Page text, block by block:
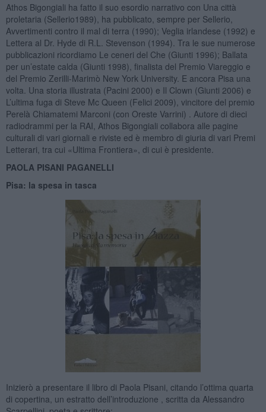
Athos Bigongiali ha fatto il suo esordio narrativo con Una città
proletaria (Sellerio1989), ha pubblicato, sempre per Sellerio,
Avvertimenti contro il mal di terra (1990); Veglia irlandese (1992) e
Lettera al Dr. Hyde di R.L. Stevenson (1994). Tra le sue numerose
pubblicazioni ricordiamo Le ceneri del Che (Giunti 1996); Ballata
per un’estate calda (Giunti 1998), finalista del Premio Viareggio e
del Premio Zerilli-Marimò New York University. E ancora Pisa una
volta. Una storia illustrata (Pacini 2000) e Il Clown (Giunti 2006) e
L’ultima fuga di Steve Mc Queen (Felici 2009), vincitore del premio
Perelà Chiamatemi Marconi (con Oreste Varrini) . Autore di dieci
radiodrammi per la RAI, Athos Bigongiali collabora alle pagine
culturali di vari giornali e riviste ed è membro di giuria di vari Premi
Letterari, tra cui «Ultima Frontiera», di cui è presidente.
PAOLA PISANI PAGANELLI
Pisa: la spesa in tasca
Inizierò a presentare il libro di Paola Pisani, citando l’ottima quarta
di copertina, un estratto dell’introduzione , scritta da Alessandro